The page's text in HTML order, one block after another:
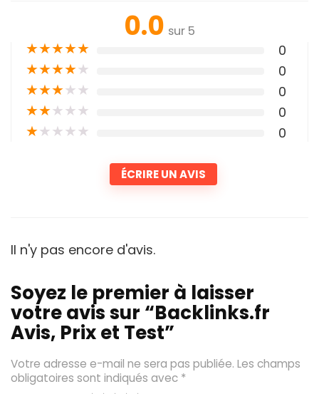
0.0 sur 5
★★★★★ 0
★★★★★ 0
★★★★★ 0
★★★★★ 0
★★★★★ 0
ÉCRIRE UN AVIS
Il n'y pas encore d'avis.
Soyez le premier à laisser
votre avis sur “Backlinks.fr
Avis, Prix et Test”
Votre adresse e-mail ne sera pas publiée. Les champs
obligatoires sont indiqués avec *